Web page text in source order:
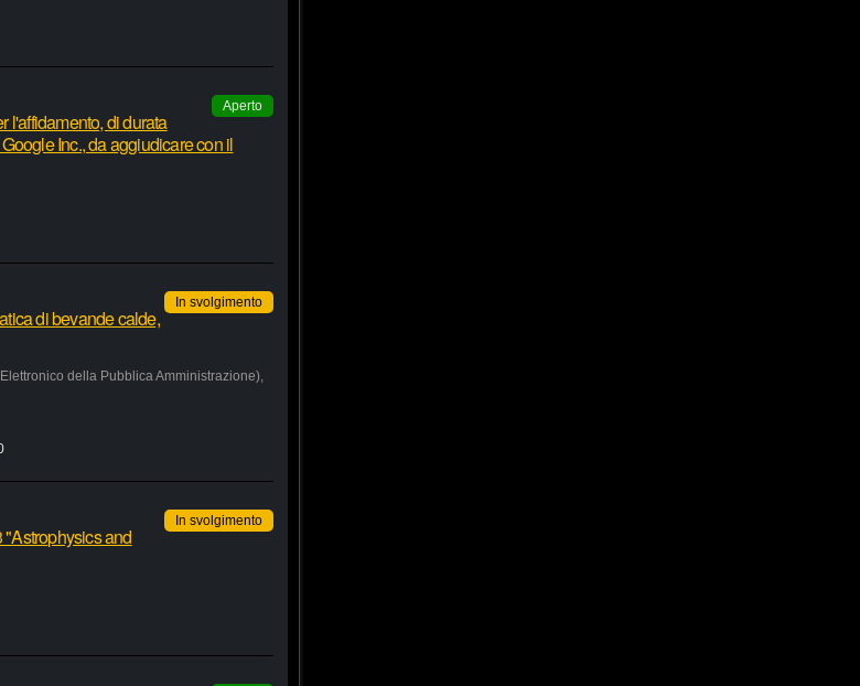
Aperto
l'affidamento, di durata
Inc., da aggiudicare con il
In svolgimento
di bevande calde,
della Pubblica Amministrazione),
In svolgimento
and